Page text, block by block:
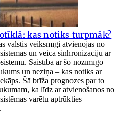
kas notiks turpmāk?
valstis veiksmīgi atvienojās no
un veica sinhronizāciju ar
Saistībā ar šo nozīmīgo
un neziņa – kas notiks ar
Šā brīža prognozes par to
ka līdz ar atvienošanos no
varētu aptrūkties